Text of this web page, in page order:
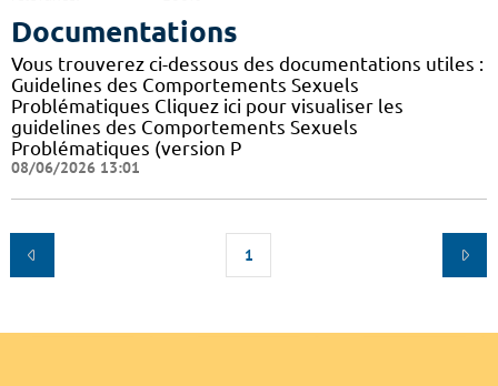
Documentations
Vous trouverez ci-dessous des documentations utiles :
Guidelines des Comportements Sexuels
Problématiques Cliquez ici pour visualiser les
guidelines des Comportements Sexuels
Problématiques (version P
08/06/2026 13:01
1